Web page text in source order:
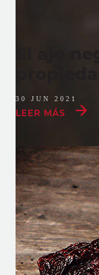
El ajo
30 JUN 2021
LEER MÁS